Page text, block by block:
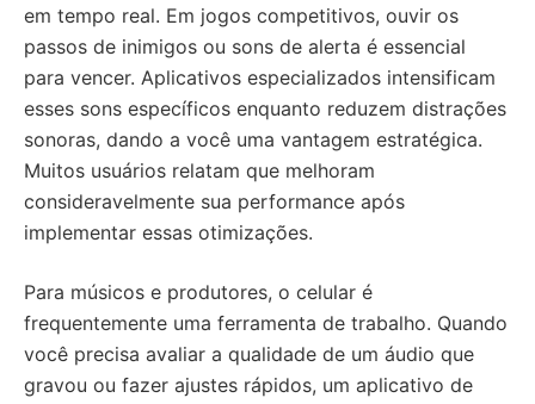
em tempo real. Em jogos competitivos, ouvir os
passos de inimigos ou sons de alerta é essencial
para vencer. Aplicativos especializados intensificam
esses sons específicos enquanto reduzem distrações
sonoras, dando a você uma vantagem estratégica.
Muitos usuários relatam que melhoram
consideravelmente sua performance após
implementar essas otimizações.
Para músicos e produtores, o celular é
frequentemente uma ferramenta de trabalho. Quando
você precisa avaliar a qualidade de um áudio que
gravou ou fazer ajustes rápidos, um aplicativo de